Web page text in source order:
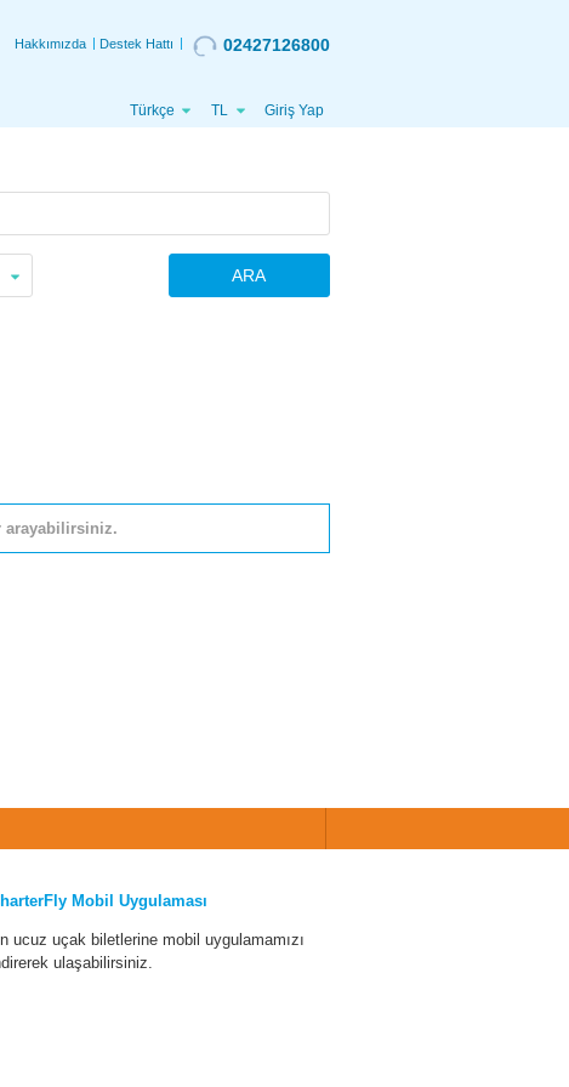
Hakkımızda Destek Hattı 02427126800
Türkçe TL Giriş Yap
ARA
arayabilirsiniz.
Mobil Uygulaması
ucuz uçak biletlerine mobil uygulamamızı
ulaşabilirsiniz.